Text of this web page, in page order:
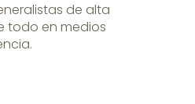
de alta
todo en medios